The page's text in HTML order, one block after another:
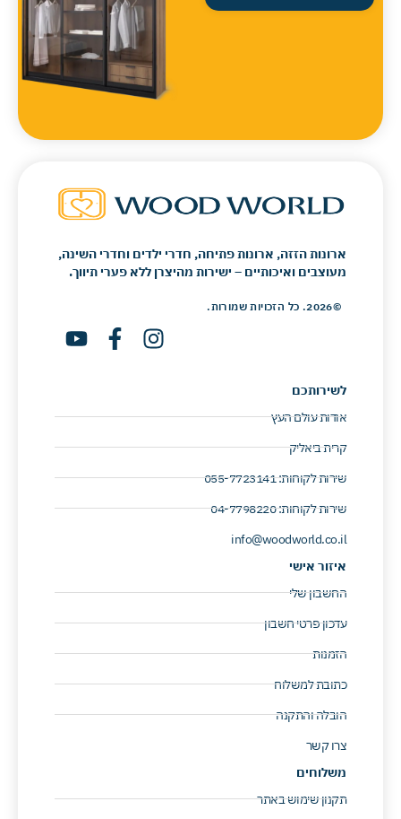
ארונות הזזה, ארונות פתיחה, חדרי ילדים וחדרי השינה,
מעוצבים ואיכותיים – ישירות מהיצרן ללא פערי תיווך.
©2026. כל הזכויות שמורות.
לשירותכם
אודות עולם העץ
קרית ביאליק
שירות לקוחות: 055-7723141 ​
שירות לקוחות: 04-7798220 ​
info@woodworld.co.il
איזור אישי
החשבון שלי
עדכון פרטי חשבון
הזמנות
כתובת למשלוח
הובלה והתקנה
צרו קשר
משלוחים
תקנון שימוש באתר